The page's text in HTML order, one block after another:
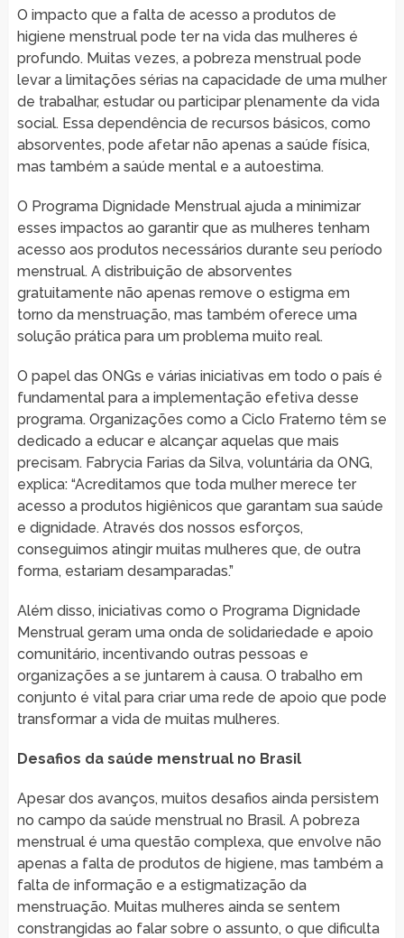
O impacto que a falta de acesso a produtos de
higiene menstrual pode ter na vida das mulheres é
profundo. Muitas vezes, a pobreza menstrual pode
levar a limitações sérias na capacidade de uma mulher
de trabalhar, estudar ou participar plenamente da vida
social. Essa dependência de recursos básicos, como
absorventes, pode afetar não apenas a saúde física,
mas também a saúde mental e a autoestima.
O Programa Dignidade Menstrual ajuda a minimizar
esses impactos ao garantir que as mulheres tenham
acesso aos produtos necessários durante seu período
menstrual. A distribuição de absorventes
gratuitamente não apenas remove o estigma em
torno da menstruação, mas também oferece uma
solução prática para um problema muito real.
O papel das ONGs e várias iniciativas em todo o país é
fundamental para a implementação efetiva desse
programa. Organizações como a Ciclo Fraterno têm se
dedicado a educar e alcançar aquelas que mais
precisam. Fabrycia Farias da Silva, voluntária da ONG,
explica: “Acreditamos que toda mulher merece ter
acesso a produtos higiênicos que garantam sua saúde
e dignidade. Através dos nossos esforços,
conseguimos atingir muitas mulheres que, de outra
forma, estariam desamparadas.”
Além disso, iniciativas como o Programa Dignidade
Menstrual geram uma onda de solidariedade e apoio
comunitário, incentivando outras pessoas e
organizações a se juntarem à causa. O trabalho em
conjunto é vital para criar uma rede de apoio que pode
transformar a vida de muitas mulheres.
Desafios da saúde menstrual no Brasil
Apesar dos avanços, muitos desafios ainda persistem
no campo da saúde menstrual no Brasil. A pobreza
menstrual é uma questão complexa, que envolve não
apenas a falta de produtos de higiene, mas também a
falta de informação e a estigmatização da
menstruação. Muitas mulheres ainda se sentem
constrangidas ao falar sobre o assunto, o que dificulta